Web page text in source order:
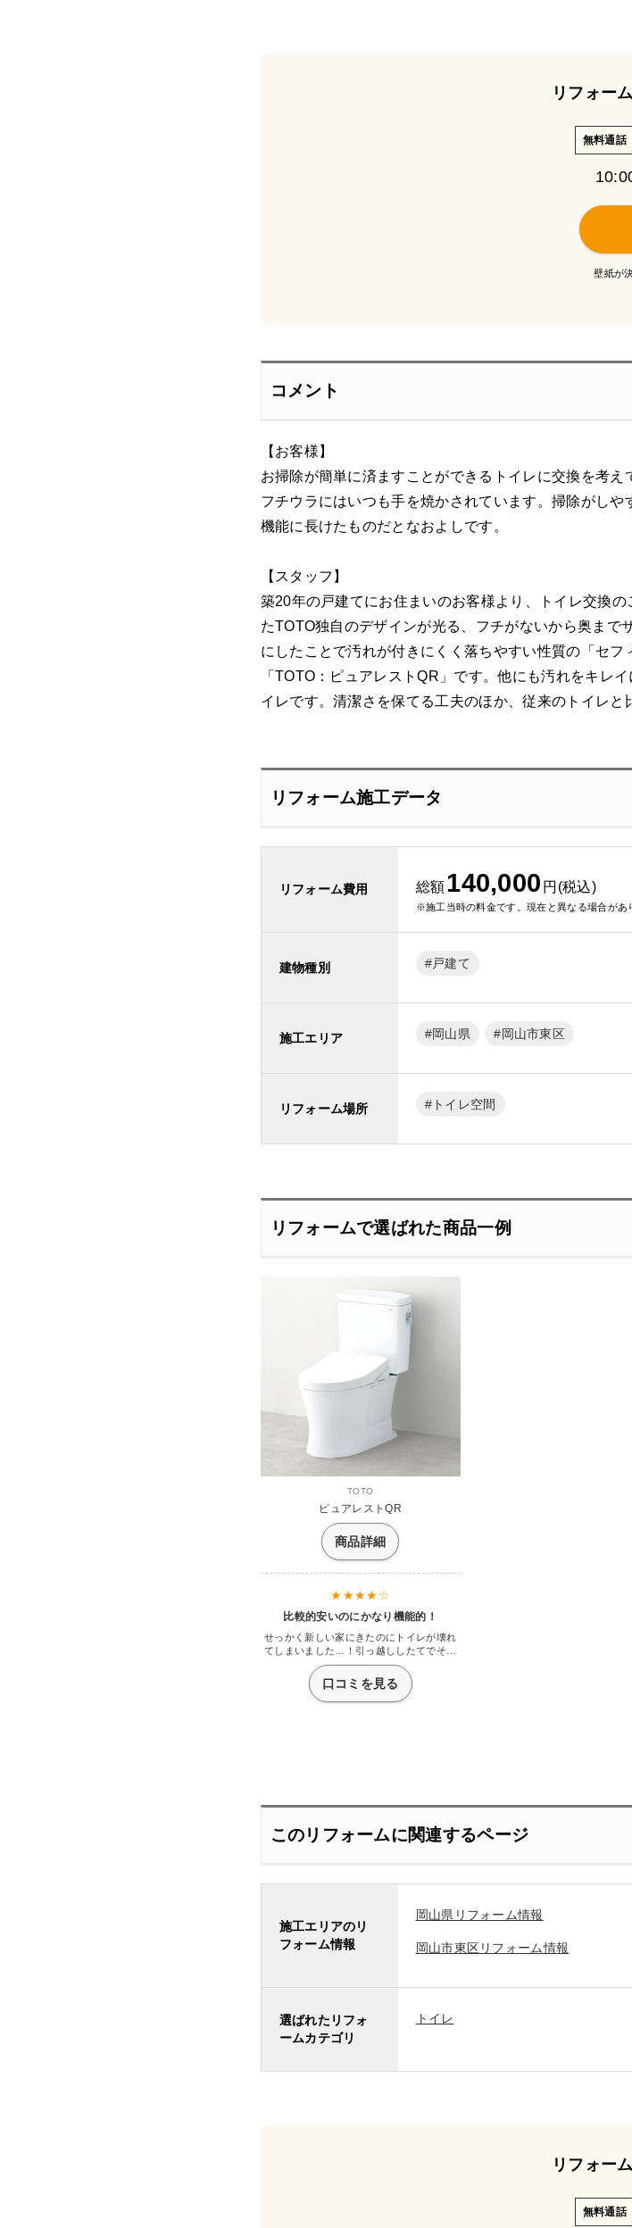
リフォー
無料通話
壁紙が
コメント
【お客様】
お掃除が簡単に済ますことができるトイレに交換を考
フチウラにはいつも手を焼かされています。掃除がし
機能に長けたものだとなおよしです。
【スタッフ】
築20年の戸建てにお住まいのお客様より、トイレ交換
たTOTO独自のデザインが光る、フチがないから奥ま
にしたことで汚れが付きにくく落ちやすい性質の「セ
「TOTO：ピュアレストQR」です。他にも汚れをキレ
イレです。清潔さを保てる工夫のほか、従来のトイレ
リフォーム施工データ
リフォーム費用 総額140,000 円(税込)
※施工当時の料金です。現在と異なる場合があ
建物種別 戸建て
施工エリア 岡山県 岡山市東区
リフォーム場所 トイレ空間
リフォームで選ばれた商品一例
TOTO
ピュアレストQR
商品詳細
比較的安いのにかなり機能的！
せっかく新しい家にきたのにトイレが壊れ
てしまいました…！引っ越ししたてでそん
なに余裕がなかったのでトイレで有名な
TOTOの中からこのピュアレストを選択し
ました。そんなに期待していなかった(失礼)
のですが、思っていた以上にいい働きをし
口コミを見る
このリフォームに関連するページ
施工エリアのリ
フォーム情報
岡山県リフォーム情報
岡山市東区リフォーム情報
選ばれたリフォ
ームカテゴリ
トイレ
リフォー
無料通話